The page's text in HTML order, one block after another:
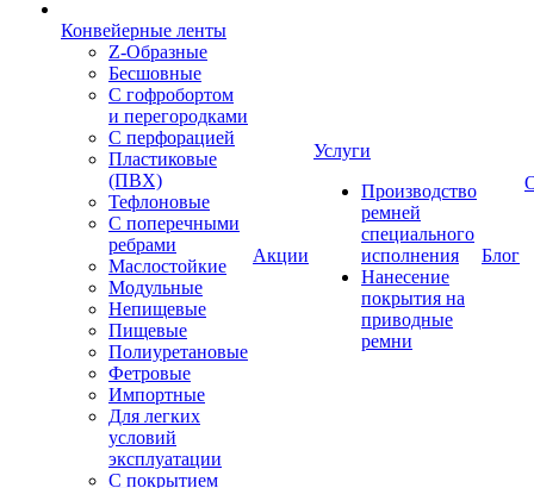
Конвейерные ленты
Z-Образные
Бесшовные
С гофробортом
и перегородками
С перфорацией
Пластиковые
(ПВХ)
Тефлоновые
С поперечными
ребрами
Маслостойкие
Модульные
Непищевые
Пищевые
Полиуретановые
Фетровые
Импортные
Для легких
условий
эксплуатации
С покрытием
Акции
Услуги
Производство
ремней
специального
исполнения
Нанесение
покрытия на
приводные
ремни
Блог